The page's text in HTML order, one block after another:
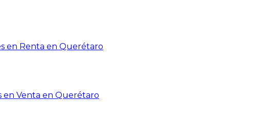
en Renta en Querétaro
en Venta en Querétaro